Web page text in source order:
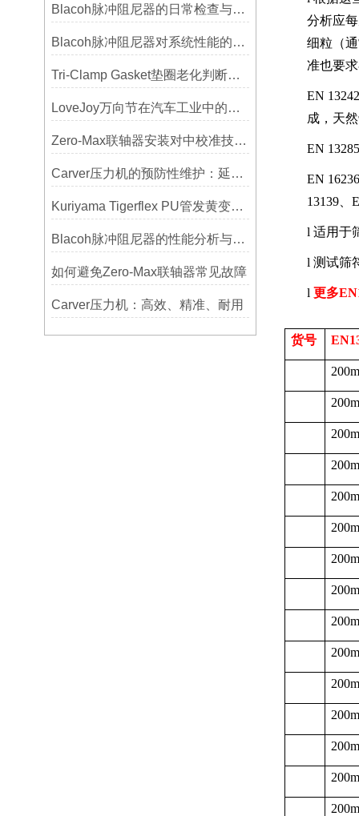
Blacoh脉冲阻尼器的日常检查与预防性维护清单
Blacoh脉冲阻尼器对系统性能的影响分析
Tri-Clamp Gasket垫圈老化判断，定期更换维护要点
LoveJoy万向节在汽车工业中的重要性
Zero-Max联轴器安装对中校准技巧与常见误差分析
Carver压力机的预防性维护：延长使用寿命的技巧
Kuriyama Tigerflex PU管发黄变硬怎么办？
Blacoh脉冲阻尼器的性能分析与测试方法
如何避免Zero-Max联轴器常见故障
Carver压力机：高效、精准、耐用
分析应
细粒（
准也要
EN 13242
成，天
EN 13285
EN 16236
13139
l 适用于
l 测试筛
l 更多
货号